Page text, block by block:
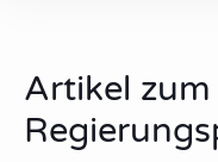
Artikel zum